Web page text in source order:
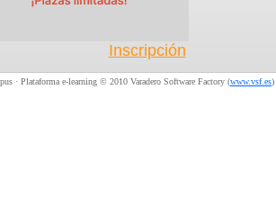
Inscripción
· Plataforma e-learning © 2010 Varadero Software Factory (www.vsf.es)